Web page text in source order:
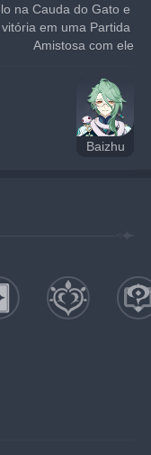
na Cauda do Gato e
em uma Partida
Amistosa com ele
Baizhu